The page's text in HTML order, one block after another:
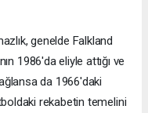
genelde Falkland
1986'da eliyle attığı ve
da 1966'daki
rekabetin temelini